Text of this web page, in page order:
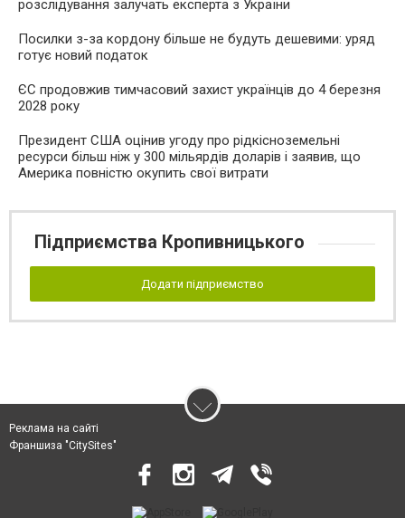
розслідування залучать експерта з України
Посилки з-за кордону більше не будуть дешевими: уряд
готує новий податок
ЄС продовжив тимчасовий захист українців до 4 березня
2028 року
Президент США оцінив угоду про рідкісноземельні
ресурси більш ніж у 300 мільярдів доларів і заявив, що
Америка повністю окупить свої витрати
Підприємства Кропивницького
Додати підприємство
Реклама на сайті
Франшиза "CitySites"